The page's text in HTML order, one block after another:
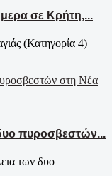
σε Κρήτη,...
(Κατηγορία 4)
πυροσβεστών...
των δυο